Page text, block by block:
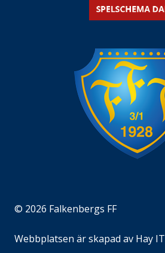
© 2026 Falkenbergs FF
Webbplatsen är skapad av Hay IT